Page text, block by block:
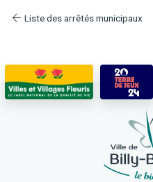
Liste des arrêtés municipaux